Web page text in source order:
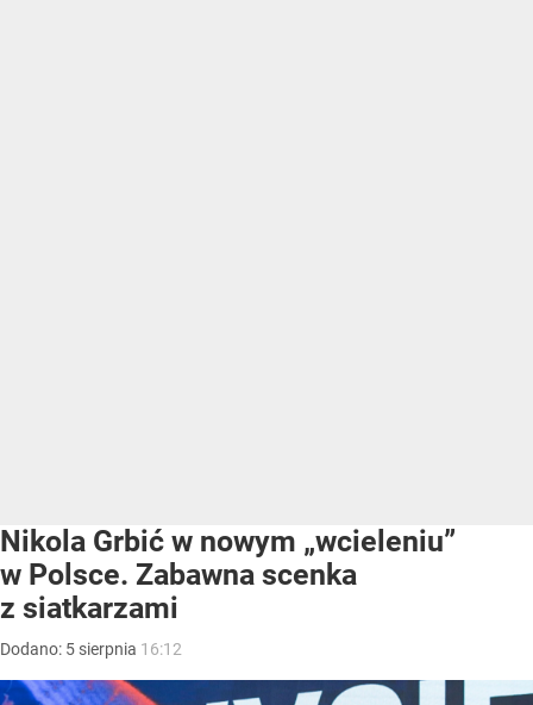
Nikola Grbić w nowym „wcieleniu”
w Polsce. Zabawna scenka
z siatkarzami
Dodano: 5 sierpnia 16:12